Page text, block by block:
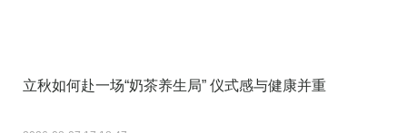
立秋如何赴一场“奶茶养生局” 仪式感与健康并重